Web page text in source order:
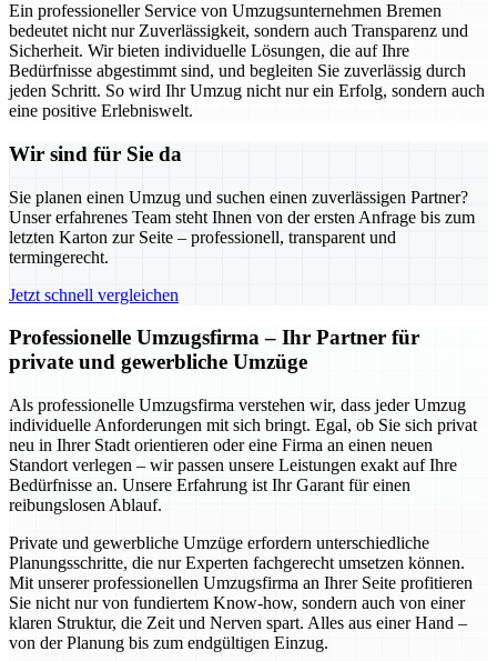
Ein professioneller Service von Umzugsunternehmen Bremen
bedeutet nicht nur Zuverlässigkeit, sondern auch Transparenz und
Sicherheit. Wir bieten individuelle Lösungen, die auf Ihre
Bedürfnisse abgestimmt sind, und begleiten Sie zuverlässig durch
jeden Schritt. So wird Ihr Umzug nicht nur ein Erfolg, sondern auch
eine positive Erlebniswelt.
Wir sind für Sie da
Sie planen einen Umzug und suchen einen zuverlässigen Partner?
Unser erfahrenes Team steht Ihnen von der ersten Anfrage bis zum
letzten Karton zur Seite – professionell, transparent und
termingerecht.
Jetzt schnell vergleichen
Professionelle Umzugsfirma – Ihr Partner für
private und gewerbliche Umzüge
Als professionelle Umzugsfirma verstehen wir, dass jeder Umzug
individuelle Anforderungen mit sich bringt. Egal, ob Sie sich privat
neu in Ihrer Stadt orientieren oder eine Firma an einen neuen
Standort verlegen – wir passen unsere Leistungen exakt auf Ihre
Bedürfnisse an. Unsere Erfahrung ist Ihr Garant für einen
reibungslosen Ablauf.
Private und gewerbliche Umzüge erfordern unterschiedliche
Planungsschritte, die nur Experten fachgerecht umsetzen können.
Mit unserer professionellen Umzugsfirma an Ihrer Seite profitieren
Sie nicht nur von fundiertem Know-how, sondern auch von einer
klaren Struktur, die Zeit und Nerven spart. Alles aus einer Hand –
von der Planung bis zum endgültigen Einzug.